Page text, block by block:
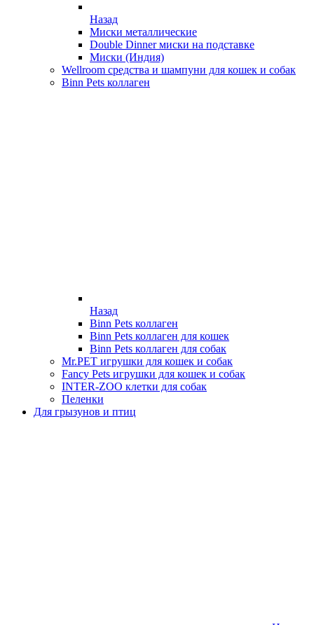
Назад
Миски металлические
Double Dinner миски на подставке
Миски (Индия)
Wellroom средства и шампуни для кошек и собак
Binn Pets коллаген
Назад
Binn Pets коллаген
Binn Pets коллаген для кошек
Binn Pets коллаген для собак
Mr.PET игрушки для кошек и собак
Fancy Pets игрушки для кошек и собак
INTER-ZOO клетки для собак
Пеленки
Для грызунов и птиц